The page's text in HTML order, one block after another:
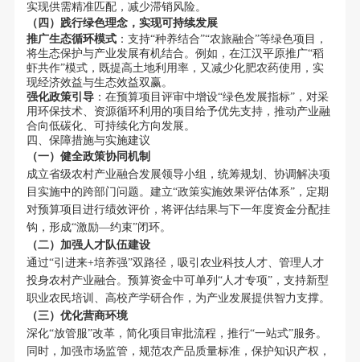
实现供需精准匹配，减少滞销风险。
（四）践行绿色理念，实现可持续发展
推广生态循环模式：支持“种养结合”“农旅融合”等绿色项目，
将生态保护与产业发展有机结合。例如，在江汉平原推广“稻
虾共作”模式，既提高土地利用率，又减少化肥农药使用，实
现经济效益与生态效益双赢。
强化政策引导：在预算项目评审中增设“绿色发展指标”，对采
用环保技术、资源循环利用的项目给予优先支持，推动产业融
合向低碳化、可持续化方向发展。
四、保障措施与实施建议
（一）健全政策协同机制
成立省级农村产业融合发展领导小组，统筹规划、协调解决项
目实施中的跨部门问题。建立“政策实施效果评估体系”，定期
对预算项目进行绩效评价，将评估结果与下一年度资金分配挂
钩，形成“激励—约束”闭环。
（二）加强人才队伍建设
通过“引进来+培养强”双路径，吸引农业科技人才、管理人才
投身农村产业融合。预算资金中可单列“人才专项”，支持新型
职业农民培训、高校产学研合作，为产业发展提供智力支撑。
（三）优化营商环境
深化“放管服”改革，简化项目审批流程，推行“一站式”服务。
同时，加强市场监管，规范农产品质量标准，保护知识产权，